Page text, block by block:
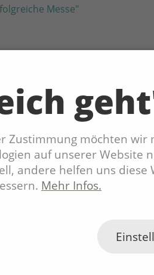
Messe"
Zustimmung möchten wir
auf unserer Website
andere helfen uns diese
Mehr Infos.